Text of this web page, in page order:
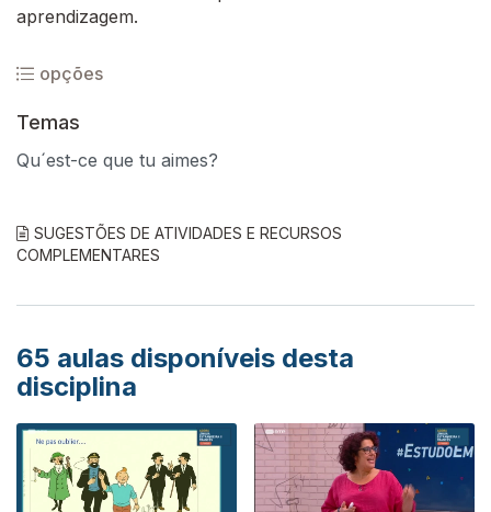
aprendizagem.
opções
Temas
Qu´est-ce que tu aimes?
SUGESTÕES DE ATIVIDADES E RECURSOS
COMPLEMENTARES
65 aulas disponíveis desta
disciplina